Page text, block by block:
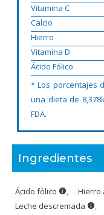
Vitamina C
Calcio
Hierro
Vitamina D
Ácido Fólico
* Los porcentajes
una dieta de
FDA.
Ingredientes
Ácido fólico , Hierro
Leche descremada
,